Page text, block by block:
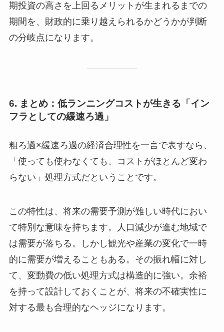
期投資の高さを上回るメリットが生まれるまでの
期間を、財政的に乗り越えられるかどうかが判断
の分岐点になります。
6. まとめ：低ランニングコストが生きる「イン
フラとしての緩速ろ過」
粗ろ過×緩速ろ過の経済合理性を一言で表すなら、
「使っても使わなくても、コストがほとんど変わ
らない」処理方式だということです。
この特性は、将来の需要予測が難しい時代におい
て特別な意味を持ちます。人口減少が進む地域で
は需要が落ちる。しかし観光や産業の変化で一時
的に需要が増えることもある。その振れ幅に対し
て、変動費の低い処理方式は構造的に強い。余裕
を持って設計しておくことが、将来の不確実性に
対する最も合理的なヘッジになります。